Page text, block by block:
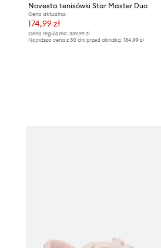
Novesta tenisówki Star Master Duo
Cena aktualna:
174,99 zł
Cena regularna: 339,99 zł
Najniższa cena z 30 dni przed obniżką: 184,99 zł